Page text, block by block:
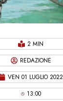
2 MIN
REDAZIONE
VEN 01 LUGLIO 2022
13:00